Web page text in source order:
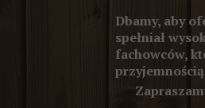
Dbamy, aby
spełniał
fachowców,